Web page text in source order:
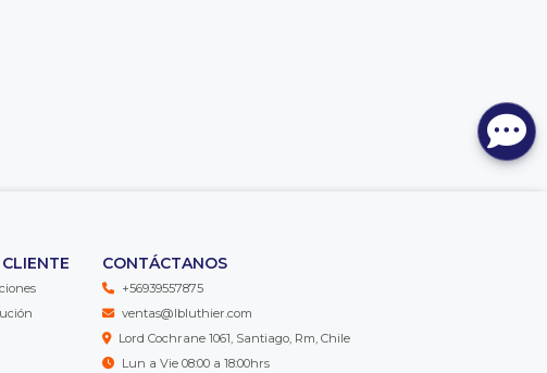
CONTÁCTANOS
+56939557875
ventas@lbluthier.com
Lord Cochrane 1061, Santiago, Rm, Chile
Lun a Vie 08:00 a 18:00hrs